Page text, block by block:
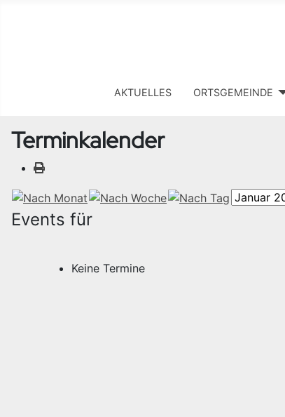
AKTUELLES ORTSGEMEINDE
Terminkalender
Events für
Keine Termine